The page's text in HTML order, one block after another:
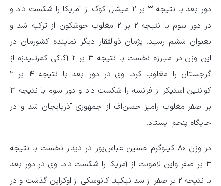
دور بعد با نتیجه ۳ بر ۲ میشل کوک از آمریکا را شکست داد و
در دور سوم با نتیجه ۲ بر ۲ مغلوب جوشکون از ترکیه شد و
بعنوان ششم رسید. پژمان ذوالفقار دیگر نماینده کشورمان در
این وزن در مبارزه نخست با نتیجه ۳ بر ۲ آکاکی کمرتلیدزه از
گرجستان را مغلوب کرد. وی در دور بعد با نتیجه ۴ بر ۲
کوانتین استیکر از فرانسه را شکست داد و دور سوم با نتیجه ۳
بر صفر مغلوب رامیز حسن‌اف از جمهوری آذربایجان شد و در
جایگاه پنجم ایستاد.
در وزن ۸۰ کیلوگرم حسین عباس‌پور در دیدار نخست با نتیجه
۳ بر صفر واین لامونت از آمریکا را شکست داد. وی در دور بعد
با نتیجه ۲ بر صفر از سد نیکیتا کانوسکی از اوکراین گذشت و در